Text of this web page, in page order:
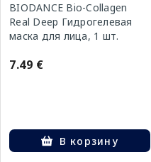
BIODANCE Bio-Collagen
Real Deep Гидрогелевая
маска для лица, 1 шт.
7.49 €
В корзину